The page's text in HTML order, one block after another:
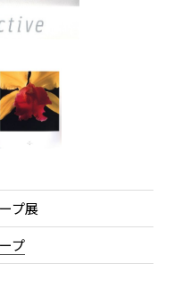
プ展
プ